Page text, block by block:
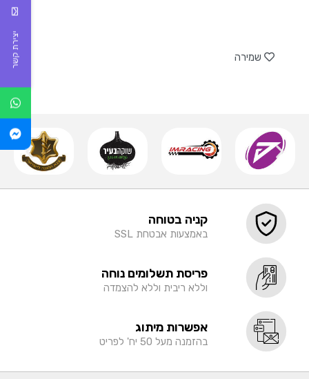
שמירה
קניה בטוחה
באמצעות אבטחת SSL
פריסת תשלומים נוחה
וללא ריבית וללא להצמדה
אפשרות מיתוג
בהזמנה מעל 50 יח' לפריט
יצירת קשר